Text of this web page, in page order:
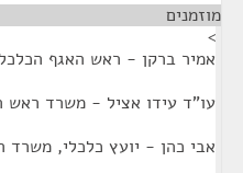
מוזמנים
>
אמיר ברקן - ראש האגף
עו"ד עידו אציל - משרד ראש
אבי כהן - יועץ כלכלי,